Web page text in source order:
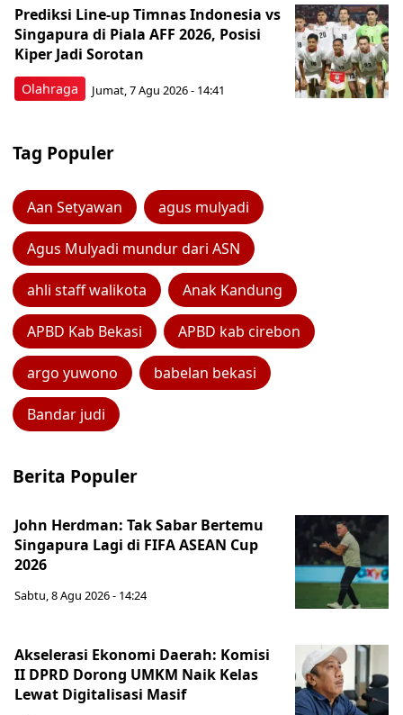
Olahraga
Prediksi Line-up Timnas Indonesia vs
Singapura di Piala AFF 2026, Posisi
Kiper Jadi Sorotan
Jumat, 7 Agu 2026 - 14:41
Tag Populer
Aan Setyawan agus mulyadi
Agus Mulyadi mundur dari ASN
ahli staff walikota Anak Kandung
APBD Kab Bekasi APBD kab cirebon
argo yuwono babelan bekasi
Bandar judi
Berita Populer
John Herdman: Tak Sabar Bertemu
Singapura Lagi di FIFA ASEAN Cup
2026
Sabtu, 8 Agu 2026 - 14:24
Akselerasi Ekonomi Daerah: Komisi
II DPRD Dorong UMKM Naik Kelas
Lewat Digitalisasi Masif